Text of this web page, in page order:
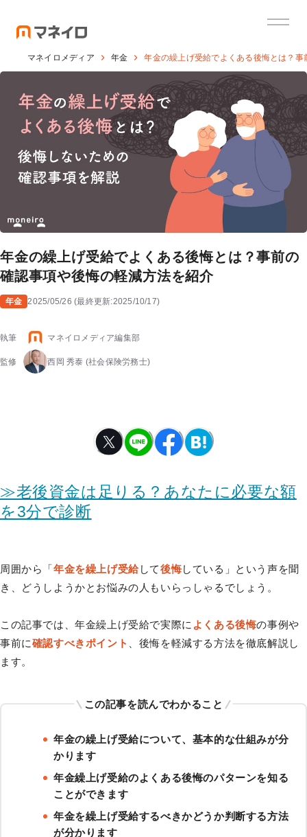
マネイロメディア 年金 年金の繰上げ受給でよくある後悔とは？
年金の繰上げ受給でよくある後悔とは？事前の
確認事項や後悔の軽減方法を紹介
年金 2025/05/26 (最終更新:2025/10/17)
執筆 マネイロメディア編集部
監修 西岡 秀泰 (社会保険労務士)
≫老後資金は足りる？あなたに必要な額
を3分で診断
周囲から「年金を繰上げ受給して後悔している」という声を聞
き、どうしようかとお悩みの人もいらっしゃるでしょう。
この記事では、年金繰上げ受給で実際に よくある後悔の事例や
事前に確認すべきポイント
、後悔を軽減する方法を徹底解説し
ます。
この記事を読んでわかること
年金の繰上げ受給について、基本的な仕組みが分
かります
年金繰上げ受給のよくある後悔のパターンを知る
ことができます
年金を繰上げ受給するべきかどうか判断する方法
が分かります